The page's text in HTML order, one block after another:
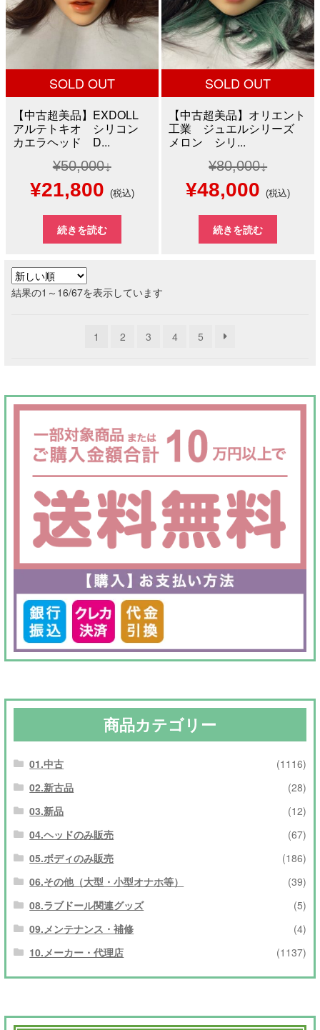
た。
す。
た。
す。
SOLD OUT
【中古超美品】EXDOLL
アルテトキオ シリコン
カエラヘッド D...
¥50,000
元
の
価
格
は
¥50,000
た。
¥21,800現
在
の
格
は
す。
(税込)
続きを読む
SOLD OUT
【中古超美品】オリエント
工業 ジュエルシリーズ
メロン シリ...
¥80,000
元
の
価
¥80,000
た。
¥48,000 現
在
の
す。
(税込)
続きを読む
結果の1～16/67を表示しています新
1 2 3 4 5
商品カテゴリー
01.中古
(1116)
02.新古品
(28)
03.新品
(12)
04.ヘッドのみ販売
(67)
05.ボディのみ販売
(186)
06.その他（大型・小型オナホ等）
(39)
08.ラブドール関連グッズ
(5)
09.メンテナンス・補修
(4)
10.メーカー・代理店
(1137)